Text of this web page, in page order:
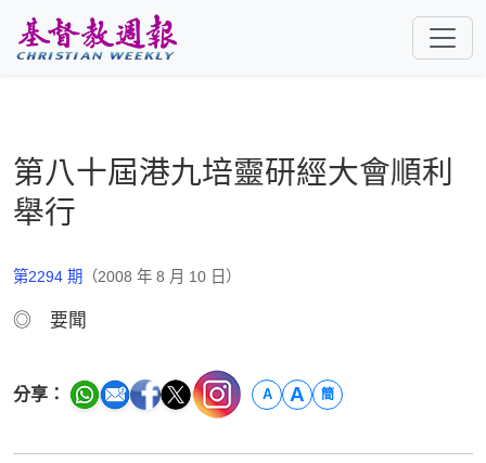
第八十屆港九培靈研經大會順利
舉行
第2294 期 （2008 年 8 月 10 日）
◎ 要聞
分享： A A 簡